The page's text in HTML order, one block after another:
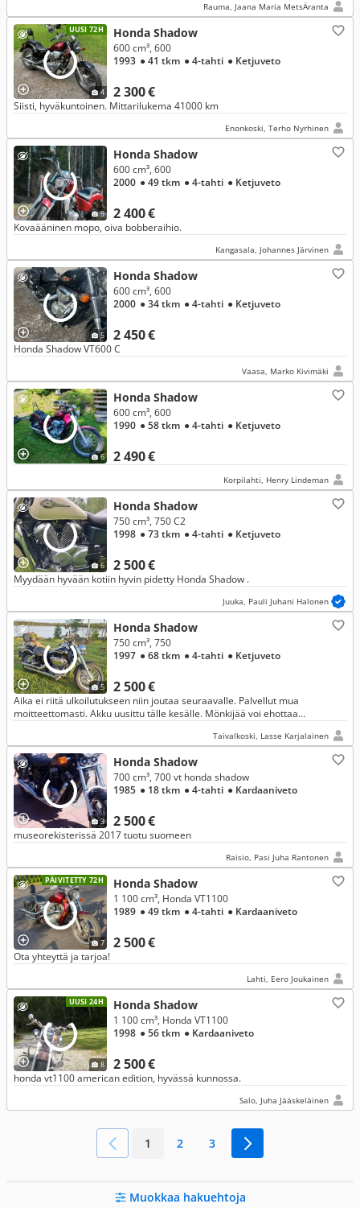
Rauma, Jaana Maria MetsÄranta
UUSI 72H
4
Honda Shadow
2 300 €
600 cm³, 600
1993 ● 41 tkm ● 4-tahti ● Ketjuveto
Siisti, hyväkuntoinen. Mittarilukema 41000 km
Enonkoski, Terho Nyrhinen
9
Honda Shadow
2 400 €
600 cm³, 600
2000 ● 49 tkm ● 4-tahti ● Ketjuveto
Kovaääninen mopo, oiva bobberaihio.
Kangasala, Johannes Järvinen
5
Honda Shadow
2 450 €
600 cm³, 600
2000 ● 34 tkm ● 4-tahti ● Ketjuveto
Honda Shadow VT600 C
Vaasa, Marko Kivimäki
6
Honda Shadow
2 490 €
600 cm³, 600
1990 ● 58 tkm ● 4-tahti ● Ketjuveto
Korpilahti, Henry Lindeman
6
Honda Shadow
2 500 €
750 cm³, 750 C2
1998 ● 73 tkm ● 4-tahti ● Ketjuveto
Myydään hyvään kotiin hyvin pidetty Honda Shadow .
Juuka, Pauli Juhani Halonen
5
Honda Shadow
2 500 €
750 cm³, 750
1997 ● 68 tkm ● 4-tahti ● Ketjuveto
Aika ei riitä ulkoilutukseen niin joutaa seuraavalle. Palvellut mua
moitteettomasti. Akku uusittu tälle kesälle. Mönkijää voi ehottaa
Taivalkoski, Lasse Karjalainen
3
Honda Shadow
2 500 €
700 cm³, 700 vt honda shadow
1985 ● 18 tkm ● 4-tahti ● Kardaaniveto
museorekisterissä 2017 tuotu suomeen
Raisio, Pasi Juha Rantonen
PÄIVITETTY 72H
7
Honda Shadow
2 500 €
1 100 cm³, Honda VT1100
1989 ● 49 tkm ● 4-tahti ● Kardaaniveto
Ota yhteyttä ja tarjoa!
Lahti, Eero Joukainen
UUSI 24H
8
Honda Shadow
2 500 €
1 100 cm³, Honda VT1100
1998 ● 56 tkm ● Kardaaniveto
honda vt1100 american edition, hyvässä kunnossa.
Salo, Juha Jääskeläinen
1 2 3
Muokkaa hakuehtoja